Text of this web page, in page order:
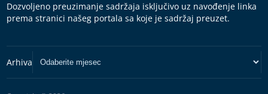
Dozvoljeno preuzimanje sadržaja isključivo uz navođenje linka
prema stranici našeg portala sa koje je sadržaj preuzet.